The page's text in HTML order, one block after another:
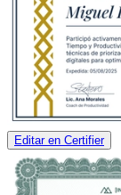
Editar en Certifier